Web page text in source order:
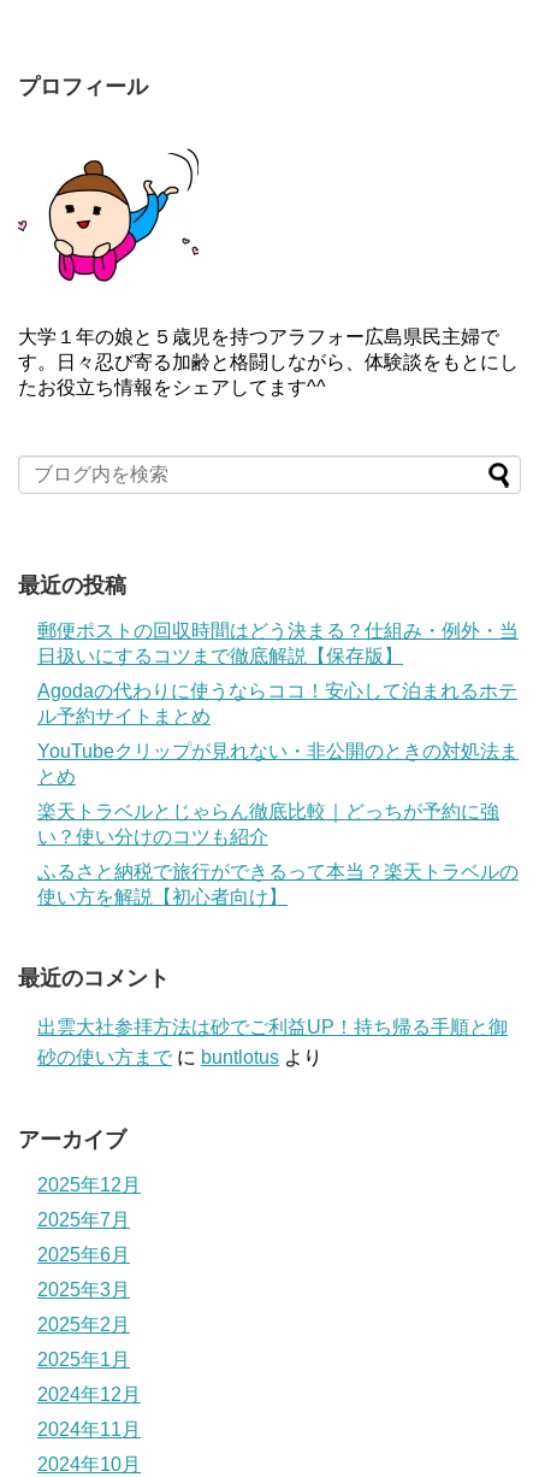
プロフィール
大学１年の娘と５歳児を持つアラフォー広島県民主婦で
す。日々忍び寄る加齢と格闘しながら、体験談をもとにし
たお役立ち情報をシェアしてます^^
最近の投稿
郵便ポストの回収時間はどう決まる？仕組み・例外・当
日扱いにするコツまで徹底解説【保存版】
Agodaの代わりに使うならココ！安心して泊まれるホテ
ル予約サイトまとめ
YouTubeクリップが見れない・非公開のときの対処法ま
とめ
楽天トラベルとじゃらん徹底比較｜どっちが予約に強
い？使い分けのコツも紹介
ふるさと納税で旅行ができるって本当？楽天トラベルの
使い方を解説【初心者向け】
最近のコメント
出雲大社参拝方法は砂でご利益UP！持ち帰る手順と御
砂の使い方まで に buntlotus より
アーカイブ
2025年12月
2025年7月
2025年6月
2025年3月
2025年2月
2025年1月
2024年12月
2024年11月
2024年10月